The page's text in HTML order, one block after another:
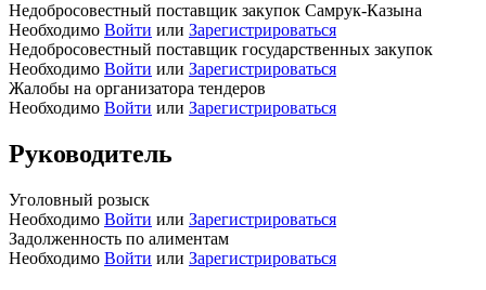
Недобросовестный поставщик закупок Самрук-Казына
Необходимо Войти или Зарегистрироваться
Недобросовестный поставщик государственных закупок
Необходимо Войти или Зарегистрироваться
Жалобы на организатора тендеров
Необходимо Войти или Зарегистрироваться
Руководитель
Уголовный розыск
Необходимо Войти или Зарегистрироваться
Задолженность по алиментам
Необходимо Войти или Зарегистрироваться